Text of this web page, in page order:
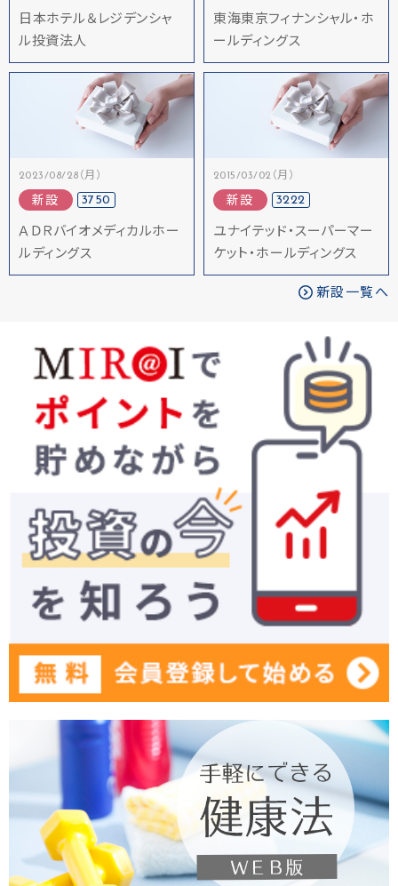
日本ホテル＆レジデンシャ
ル投資法人
東海東京フィナンシャル・ホ
ールディングス
2023/08/28（月）
新設 3750
ＡＤＲバイオメディカルホー
ルディングス
2015/03/02（月）
新設 3222
ユナイテッド・スーパーマー
ケット・ホールディングス
新設一覧へ